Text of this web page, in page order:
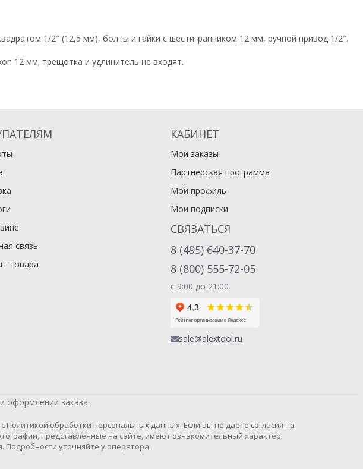
1/2″ (12,5 мм), болты и гайки с шестигранником 12 мм, ручной привод 1/2″.
12 мм; трещотка и удлинитель не входят.
связь
товара
КАБИНЕТ
Мои заказы
Партнерская программа
Мой профиль
Мои подписки
СВЯЗАТЬСЯ
8 (495) 640-37-70
8 (800) 555-72-05
с 9:00 до 21:00
sale@alextool.ru
оформлении заказа.
обработки персональных данных. Если вы не даете согласия на
представленные на сайте, имеют ознакомительный характер.
уточняйте у оператора.